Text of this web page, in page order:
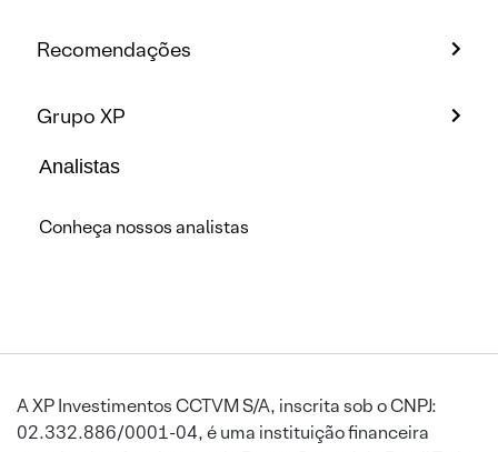
Recomendações
Grupo XP
Analistas
Conheça nossos analistas
A XP Investimentos CCTVM S/A, inscrita sob o CNPJ:
02.332.886/0001-04, é uma instituição financeira